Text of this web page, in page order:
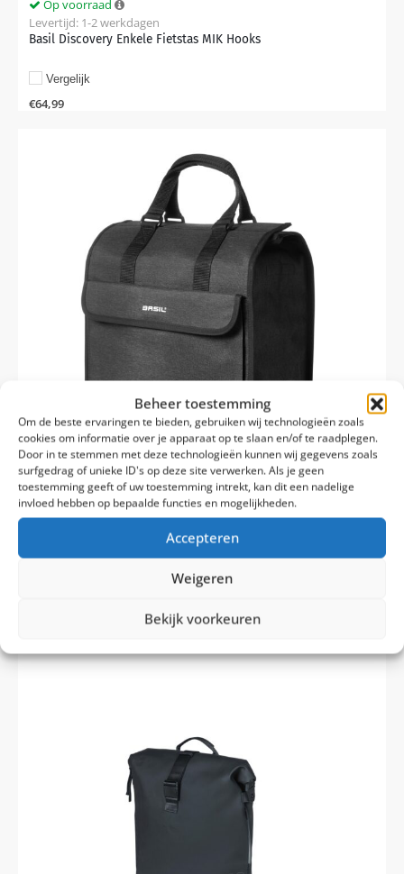
Beheer toestemming
Om de beste ervaringen te bieden, gebruiken wij technologieën zoals
cookies om informatie over je apparaat op te slaan en/of te raadplegen.
Door in te stemmen met deze technologieën kunnen wij gegevens zoals
surfgedrag of unieke ID's op deze site verwerken. Als je geen
toestemming geeft of uw toestemming intrekt, kan dit een nadelige
invloed hebben op bepaalde functies en mogelijkheden.
Accepteren
Weigeren
Bekijk voorkeuren
Basil Discovery Enkele Fietstas MIK Hooks
Op voorraad
Levertijd: 1-2 werkdagen
€64,99
Vergelijk
Op voorraad